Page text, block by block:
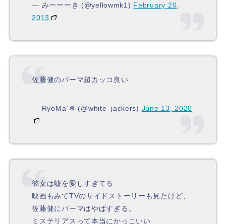
— みーーーき (@yellowmk1) February 20,
2013
佐藤健のパーマ超カッコ良い
— RyoMa`❄ (@white_jackers) June 13, 2020
彼女は嘘を愛しすぎてる
映画もみてTVのサイドストーリーも見たけど、
佐藤健にパーマはやばすぎる。
ミステリアスって本当にかっこいい